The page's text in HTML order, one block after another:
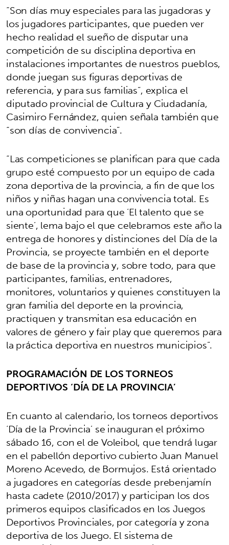
“Son días muy especiales para las jugadoras y
los jugadores participantes, que pueden ver
hecho realidad el sueño de disputar una
competición de su disciplina deportiva en
instalaciones importantes de nuestros pueblos,
donde juegan sus figuras deportivas de
referencia, y para sus familias”, explica el
diputado provincial de Cultura y Ciudadanía,
Casimiro Fernández, quien señala también que
“son días de convivencia”.
“Las competiciones se planifican para que cada
grupo esté compuesto por un equipo de cada
zona deportiva de la provincia, a fin de que los
niños y niñas hagan una convivencia total. Es
una oportunidad para que ‘El talento que se
siente’, lema bajo el que celebramos este año la
entrega de honores y distinciones del Día de la
Provincia, se proyecte también en el deporte
de base de la provincia y, sobre todo, para que
participantes, familias, entrenadores,
monitores, voluntarios y quienes constituyen la
gran familia del deporte en la provincia,
practiquen y transmitan esa educación en
valores de género y fair play que queremos para
la práctica deportiva en nuestros municipios”.
PROGRAMACIÓN DE LOS TORNEOS
DEPORTIVOS ‘DÍA DE LA PROVINCIA’
En cuanto al calendario, los torneos deportivos
‘Día de la Provincia’ se inauguran el próximo
sábado 16, con el de Voleibol, que tendrá lugar
en el pabellón deportivo cubierto Juan Manuel
Moreno Acevedo, de Bormujos. Está orientado
a jugadores en categorías desde prebenjamín
hasta cadete (2010/2017) y participan los dos
primeros equipos clasificados en los Juegos
Deportivos Provinciales, por categoría y zona
deportiva de los Juego. El sistema de